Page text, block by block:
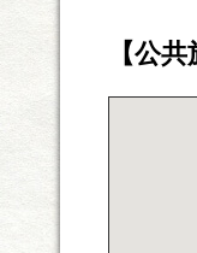
【公